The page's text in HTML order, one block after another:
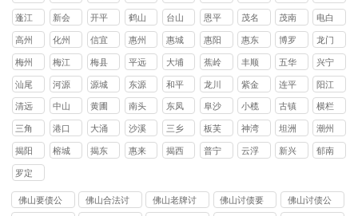
区
区
县
县
县
县
市
区
蓬江
区
新会
区
开平
县
鹤山
县
台山
县
恩平
县
茂名
茂南
区
电白
区
高州
市
化州
市
信宜
市
惠州
惠城
区
惠阳
区
惠东
县
博罗
县
龙门
县
梅州
梅江
区
梅县
区
平远
县
大埔
县
蕉岭
县
丰顺
县
五华
县
兴宁
市
汕尾 河源
源城
区
东源
县
和平
县
龙川
县
紫金
县
连平
县
阳江
清远 中山
黄圃
镇
南头
镇
东凤
镇
阜沙
镇
小榄
镇
古镇
镇
横栏
镇
三角
镇
港口
镇
大涌
镇
沙溪
镇
三乡
镇
板芙
镇
神湾
镇
坦洲
镇
潮州
揭阳
榕城
揭东
惠来
揭西
普宁
云浮
新兴
郁南
罗定
市
佛山要债公
佛山合法讨
佛山老牌讨
佛山讨债要
佛山讨债公